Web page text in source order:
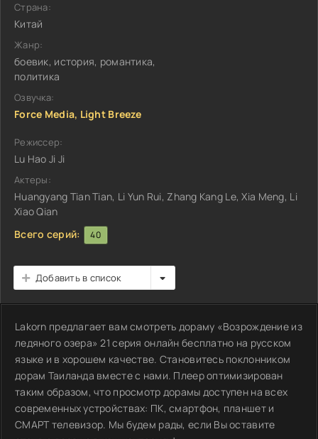
Страна:
Китай
Жанр:
боевик, история, романтика,
политика
Озвучка:
Force Media, Light Breeze
Режиссер:
Lu Hao Ji Ji
Актеры:
Huangyang Tian Tian, Li Yun Rui, Zhang Kang Le, Xia Meng, Li
Xiao Qian
Всего серий:
40
Добавить в список
Lakorn предлагает вам смотреть дораму «Возрождение из
ледяного озера» 21 серия онлайн бесплатно на русском
языке и в хорошем качестве. Становитесь поклонником
дорам Таиланда вместе с нами. Плеер оптимизирован
таким образом, что просмотр дорамы доступен на всех
современных устройствах: ПК, смартфон, планшет и
СМАРТ телевизор. Мы будем рады, если Вы оставите